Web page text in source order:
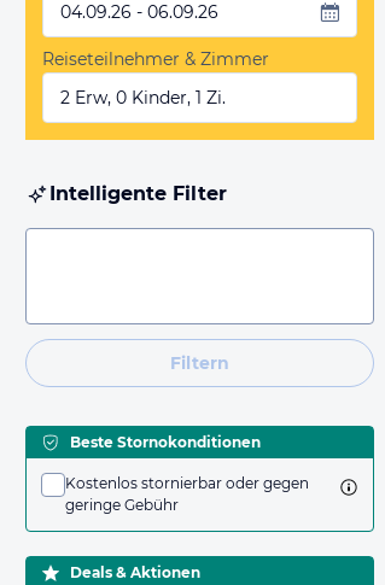
04.09.26 - 06.09.26
Reiseteilnehmer & Zimmer
2 Erw, 0 Kinder, 1 Zi.
Intelligente Filter
Filtern
Beste Stornokonditionen
Kostenlos stornierbar oder gegen
geringe Gebühr
Deals & Aktionen